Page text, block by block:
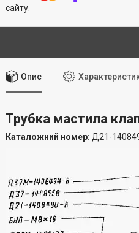
сайту.
Опис
Трубка мастила
Каталожний номер: Д21-